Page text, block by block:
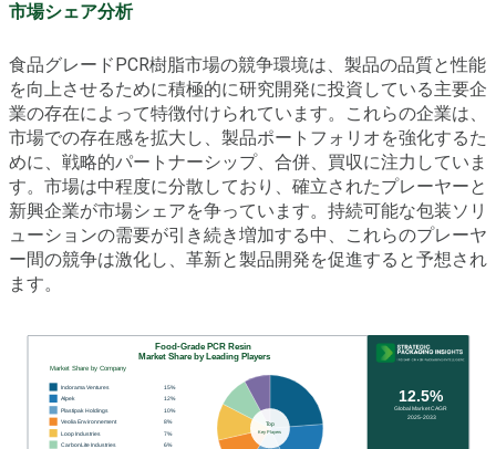
市場シェア分析
食品グレードPCR樹脂市場の競争環境は、製品の品質と性能
を向上させるために積極的に研究開発に投資している主要企
業の存在によって特徴付けられています。これらの企業は、
市場での存在感を拡大し、製品ポートフォリオを強化するた
めに、戦略的パートナーシップ、合併、買収に注力していま
す。市場は中程度に分散しており、確立されたプレーヤーと
新興企業が市場シェアを争っています。持続可能な包装ソリ
ューションの需要が引き続き増加する中、これらのプレーヤ
ー間の競争は激化し、革新と製品開発を促進すると予想され
ます。